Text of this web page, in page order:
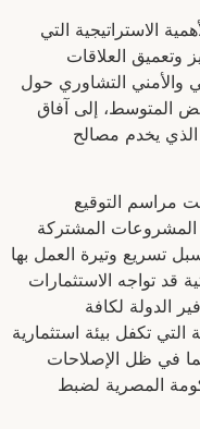
الاستراتيجية التي
وتعميق العلاقات
والأمني التشاوري حول
المتوسط، إلى آفاق
الذي يخدم مصالح
مراسم التوقيع
المشتركة
تسريع وتيرة العمل بها
قد تواجه الاستثمارات
الدولة لكافة
التي تكفل بيئة استثمارية
في ظل الإصلاحات
المصرية لضبط